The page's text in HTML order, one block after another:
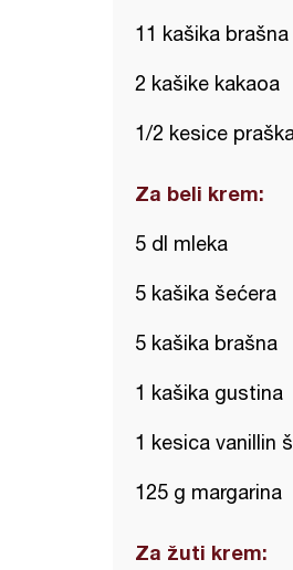
11 kašika brašna
2 kašike kakaoa
1/2 kesice
Za beli krem:
5 dl mleka
5 kašika šećera
5 kašika brašna
1 kašika gustina
1 kesica vanillin
125 g margarina
Za žuti krem: